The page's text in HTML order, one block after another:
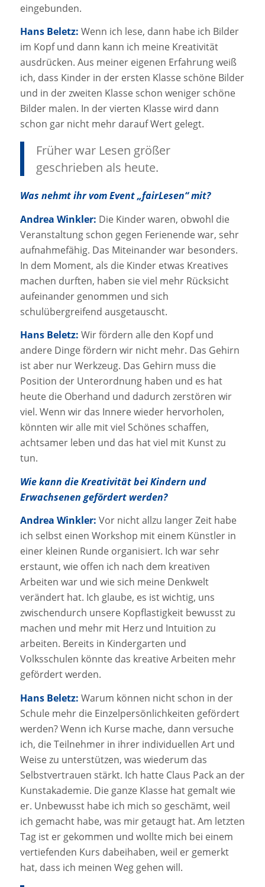
eingebunden.
Hans Beletz: Wenn ich lese, dann habe ich Bilder
im Kopf und dann kann ich meine Kreativität
ausdrücken. Aus meiner eigenen Erfahrung weiß
ich, dass Kinder in der ersten Klasse schöne Bilder
und in der zweiten Klasse schon weniger schöne
Bilder malen. In der vierten Klasse wird dann
schon gar nicht mehr darauf Wert gelegt.
Früher war Lesen größer
geschrieben als heute.
Was nehmt ihr vom Event „fairLesen“ mit?
Andrea Winkler: Die Kinder waren, obwohl die
Veranstaltung schon gegen Ferienende war, sehr
aufnahmefähig. Das Miteinander war besonders.
In dem Moment, als die Kinder etwas Kreatives
machen durften, haben sie viel mehr Rücksicht
aufeinander genommen und sich
schulübergreifend ausgetauscht.
Hans Beletz: Wir fördern alle den Kopf und
andere Dinge fördern wir nicht mehr. Das Gehirn
ist aber nur Werkzeug. Das Gehirn muss die
Position der Unterordnung haben und es hat
heute die Oberhand und dadurch zerstören wir
viel. Wenn wir das Innere wieder hervorholen,
könnten wir alle mit viel Schönes schaffen,
achtsamer leben und das hat viel mit Kunst zu
tun.
Wie kann die Kreativität bei Kindern und
Erwachsenen gefördert werden?
Andrea Winkler: Vor nicht allzu langer Zeit habe
ich selbst einen Workshop mit einem Künstler in
einer kleinen Runde organisiert. Ich war sehr
erstaunt, wie offen ich nach dem kreativen
Arbeiten war und wie sich meine Denkwelt
verändert hat. Ich glaube, es ist wichtig, uns
zwischendurch unsere Kopflastigkeit bewusst zu
machen und mehr mit Herz und Intuition zu
arbeiten. Bereits in Kindergarten und
Volksschulen könnte das kreative Arbeiten mehr
gefördert werden.
Hans Beletz: Warum können nicht schon in der
Schule mehr die Einzelpersönlichkeiten gefördert
werden? Wenn ich Kurse mache, dann versuche
ich, die Teilnehmer in ihrer individuellen Art und
Weise zu unterstützen, was wiederum das
Selbstvertrauen stärkt. Ich hatte Claus Pack an der
Kunstakademie. Die ganze Klasse hat gemalt wie
er. Unbewusst habe ich mich so geschämt, weil
ich gemacht habe, was mir getaugt hat. Am letzten
Tag ist er gekommen und wollte mich bei einem
vertiefenden Kurs dabeihaben, weil er gemerkt
hat, dass ich meinen Weg gehen will.